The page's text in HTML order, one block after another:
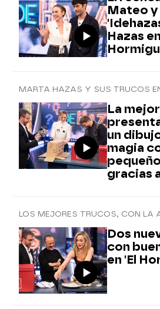
Mateo y
Hazas en
La
un
magia
gracias
Dos
con
en 'El